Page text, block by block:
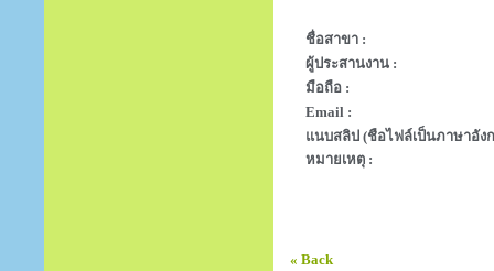
ชื่อสาขา :
ผู้ประสานงาน :
มือถือ :
Email :
แนบสลิป (ชือไฟล์เป็นภาษาอัง
หมายเหตุ :
« Back